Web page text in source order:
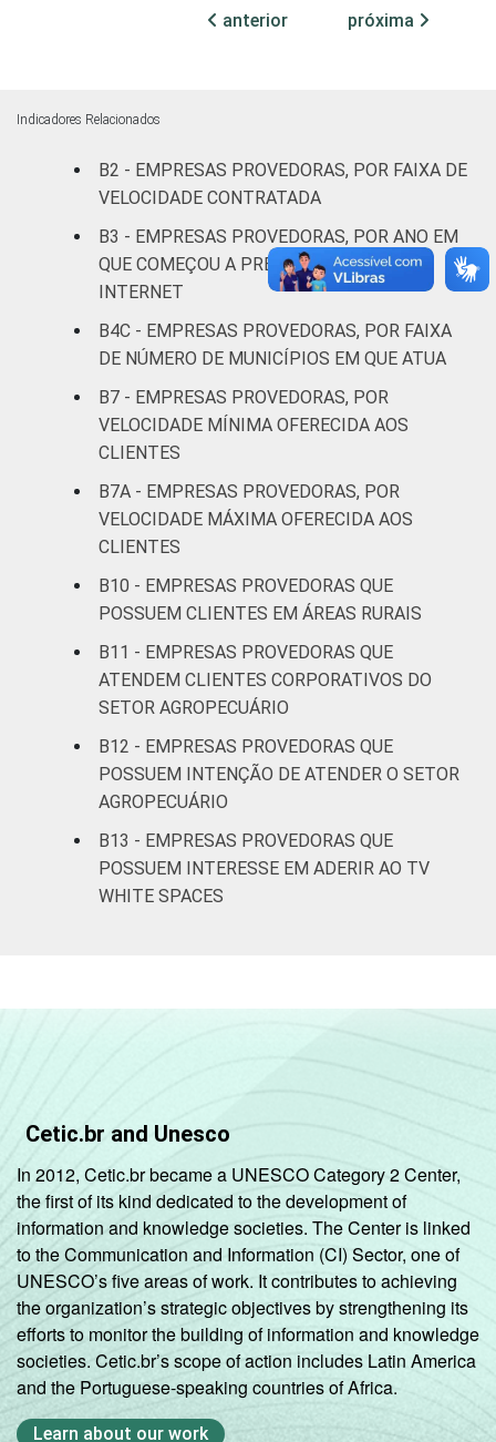
CLASSE
NÚMERO
DE
CLIENTES
Sem
0 3
Menos de
1.000
clientes
1 3
De 1.001 a
clientes
6.000
clientes
0
6.000
clientes
0
PORTE DO
PROVEDOR
Micro (até 9
pessoas
Pequena (de
10 a 49
pessoas
ocupadas)
ocupadas)
Sem
informações
Fonte: Núcleo de Informação e Coordenação
do Ponto BR. (2025). Pesquisa sobre o setor
de provimento de serviços de Internet no
Brasil: TIC Provedores 2024 [Tabelas].
anterior próxima
Indicadores Relacionados
B2 - EMPRESAS PROVEDORAS, POR FAIXA DE
VELOCIDADE CONTRATADA
B3 - EMPRESAS PROVEDORAS, POR ANO EM
QUE COMEÇOU A PRESTAR SERVIÇO DE
INTERNET
B4C - EMPRESAS PROVEDORAS, POR FAIXA
DE NÚMERO DE MUNICÍPIOS EM QUE ATUA
B7 - EMPRESAS PROVEDORAS, POR
VELOCIDADE MÍNIMA OFERECIDA AOS
CLIENTES
B7A - EMPRESAS PROVEDORAS, POR
VELOCIDADE MÁXIMA OFERECIDA AOS
CLIENTES
B10 - EMPRESAS PROVEDORAS QUE
POSSUEM CLIENTES EM ÁREAS RURAIS
B11 - EMPRESAS PROVEDORAS QUE
ATENDEM CLIENTES CORPORATIVOS DO
SETOR AGROPECUÁRIO
B12 - EMPRESAS PROVEDORAS QUE
POSSUEM INTENÇÃO DE ATENDER O SETOR
AGROPECUÁRIO
B13 - EMPRESAS PROVEDORAS QUE
POSSUEM INTERESSE EM ADERIR AO TV
WHITE SPACES
Cetic.br and Unesco
In 2012, Cetic.br became a UNESCO Category 2 Center,
the first of its kind dedicated to the development of
information and knowledge societies. The Center is linked
to the Communication and Information (CI) Sector, one of
UNESCO’s five areas of work. It contributes to achieving
the organization’s strategic objectives by strengthening its
efforts to monitor the building of information and knowledge
societies. Cetic.br’s scope of action includes Latin America
and the Portuguese-speaking countries of Africa.
Learn about our work